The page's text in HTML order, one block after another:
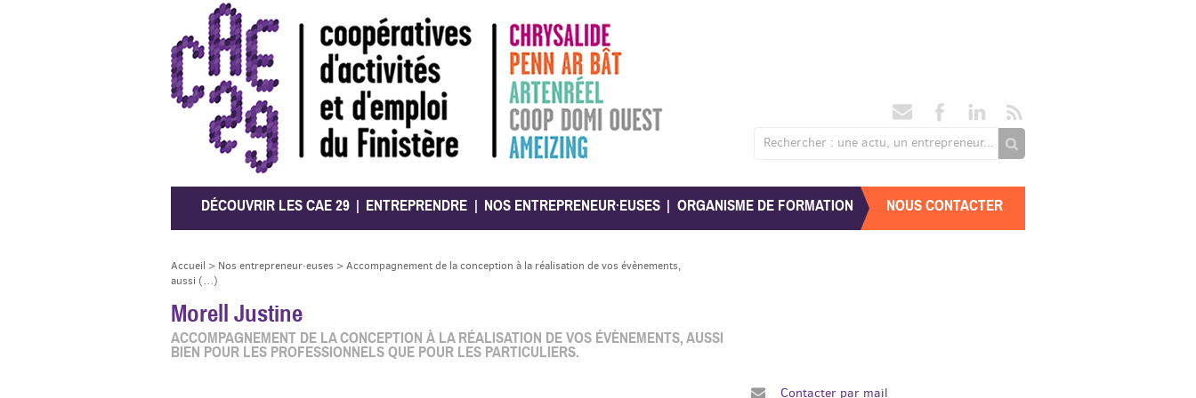
CAE 29
Rechercher : une actu, un entrepreneur...
DÉCOUVRIR LES CAE 29 ENTREPRENDRE NOS ENTREPRENEUR·EUSES ORGANISME DE FORMATION NOUS CONTACTER
Accueil > Nos entrepreneur·euses > Accompagnement de la conception à la réalisation de vos évènements,
aussi (…)
Morell Justine
ACCOMPAGNEMENT DE LA CONCEPTION À LA RÉALISATION DE VOS ÉVÈNEMENTS, AUSSI
BIEN POUR LES PROFESSIONNELS QUE POUR LES PARTICULIERS.
Contacter par mail